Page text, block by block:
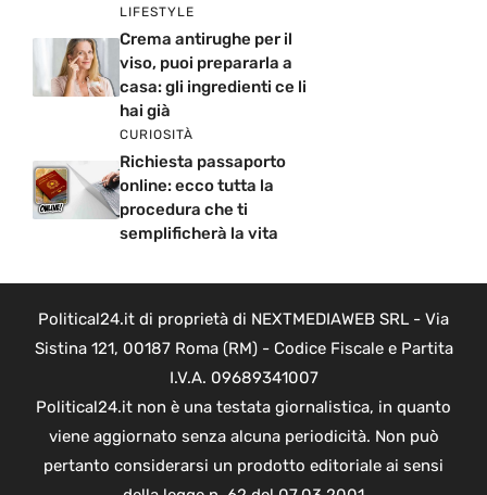
LIFESTYLE
Crema antirughe per il
viso, puoi prepararla a
casa: gli ingredienti ce li
hai già
CURIOSITÀ
Richiesta passaporto
online: ecco tutta la
procedura che ti
semplificherà la vita
Political24.it di proprietà di NEXTMEDIAWEB SRL - Via
Sistina 121, 00187 Roma (RM) - Codice Fiscale e Partita
I.V.A. 09689341007
Political24.it non è una testata giornalistica, in quanto
viene aggiornato senza alcuna periodicità. Non può
pertanto considerarsi un prodotto editoriale ai sensi